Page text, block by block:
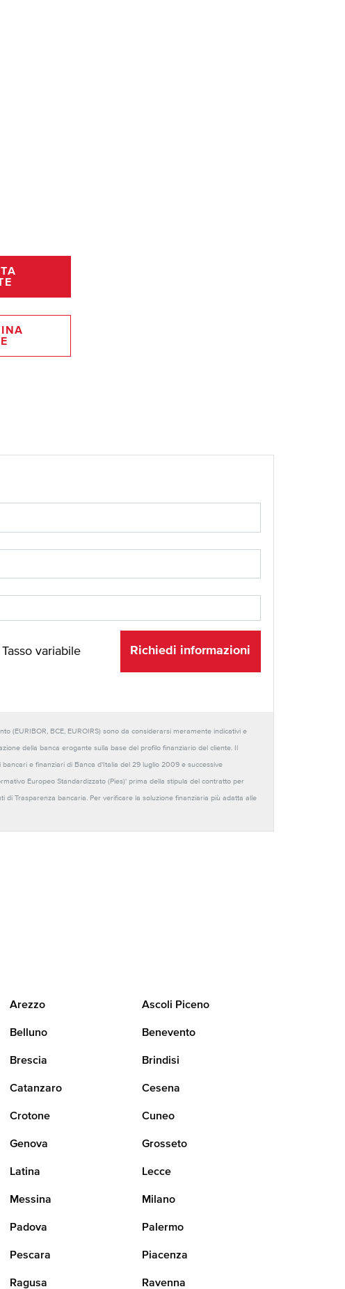
Tasso variabile Richiedi informazioni
(EURIBOR, BCE, EUROIRS) sono da considerarsi meramente indicativi e
della banca erogante sulla base del profilo finanziario del cliente. Il
e finanziari di Banca d'Italia del 29 luglio 2009 e successive
Europeo Standardizzato (Pies)' prima della stipula del contratto per
di Trasparenza bancaria. Per verificare la soluzione finanziaria più adatta alle
Arezzo Ascoli Piceno
Belluno Benevento
Brescia Brindisi
Catanzaro Cesena
Crotone Cuneo
Genova Grosseto
Latina Lecce
Messina Milano
Padova Palermo
Pescara Piacenza
Ragusa Ravenna